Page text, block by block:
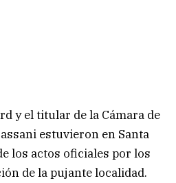
y el titular de la Cámara de
estuvieron en Santa
los actos oficiales por los
de la pujante localidad.